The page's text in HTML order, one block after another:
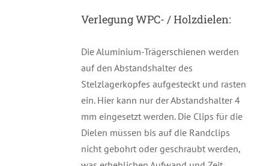
Verlegung WPC- / Holzdielen:
Die Aluminium-Trägerschienen werden
auf den Abstandshalter des
Stelzlagerkopfes aufgesteckt und rasten
ein. Hier kann nur der Abstandshalter 4
mm eingesetzt werden. Die Clips für die
Dielen müssen bis auf die Randclips
nicht gebohrt oder geschraubt werden,